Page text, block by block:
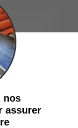
nos
assurer